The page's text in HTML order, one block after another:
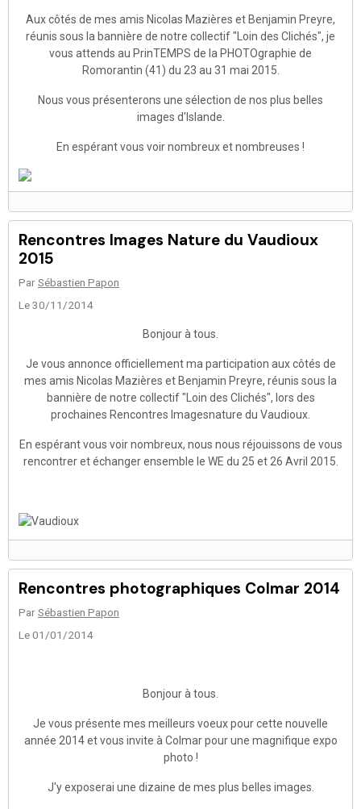
Aux côtés de mes amis Nicolas Mazières et Benjamin Preyre,
réunis sous la bannière de notre collectif "Loin des Clichés", je
vous attends au PrinTEMPS de la PHOTOgraphie de
Romorantin (41) du 23 au 31 mai 2015.
Nous vous présenterons une sélection de nos plus belles
images d'Islande.
En espérant vous voir nombreux et nombreuses !
Rencontres Images Nature du Vaudioux
2015
ParSébastien Papon
Le 30/11/2014
Bonjour à tous.
Je vous annonce officiellement ma participation aux côtés de
mes amis Nicolas Mazières et Benjamin Preyre, réunis sous la
bannière de notre collectif "Loin des Clichés", lors des
prochaines Rencontres Imagesnature du Vaudioux.
En espérant vous voir nombreux, nous nous réjouissons de vous
rencontrer et échanger ensemble le WE du 25 et 26 Avril 2015.
Rencontres photographiques Colmar 2014
ParSébastien Papon
Le 01/01/2014
Bonjour à tous.
Je vous présente mes meilleurs voeux pour cette nouvelle
année 2014 et vous invite à Colmar pour une magnifique expo
photo !
J'y exposerai une dizaine de mes plus belles images.